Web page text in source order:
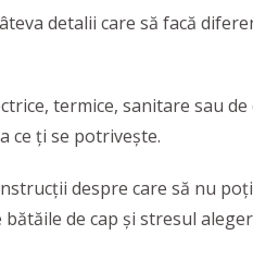
detalii care să facă
termice, sanitare sau
ce ți se potrivește.
despre care să nu
de cap și stresul